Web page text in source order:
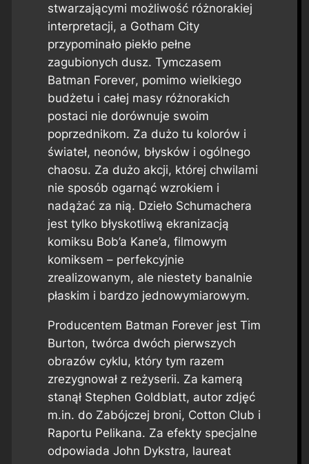
stwarzającymi możliwość różnorakiej
interpretacji, a Gotham City
przypominało piekło pełne
zagubionych dusz. Tymczasem
Batman Forever, pomimo wielkiego
budżetu i całej masy różnorakich
postaci nie dorównuje swoim
poprzednikom. Za dużo tu kolorów i
świateł, neonów, błysków i ogólnego
chaosu. Za dużo akcji, której chwilami
nie sposób ogarnąć wzrokiem i
nadążać za nią. Dzieło Schumachera
jest tylko błyskotliwą ekranizacją
komiksu Bob’a Kane’a, filmowym
komiksem – perfekcyjnie
zrealizowanym, ale niestety banalnie
płaskim i bardzo jednowymiarowym.
Producentem Batman Foreverjest Tim
Burton, twórca dwóch pierwszych
obrazów cyklu, który tym razem
zrezygnował z reżyserii. Za kamerą
stanął Stephen Goldblatt, autor zdjęć
m.in. do Zabójczej broni, Cotton Club i
Raportu Pelikana. Za efekty specjalne
odpowiada John Dykstra, laureat